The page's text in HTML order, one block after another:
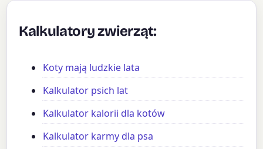
Kalkulatory zwierząt:
Koty mają ludzkie lata
Kalkulator psich lat
Kalkulator kalorii dla kotów
Kalkulator karmy dla psa